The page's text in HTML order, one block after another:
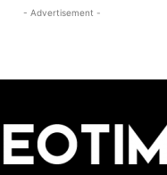
- Advertisement -